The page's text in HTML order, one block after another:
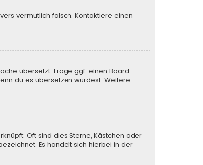
vermutlich falsch. Kontaktiere einen
übersetzt. Frage ggf. einen Board-
du es übersetzen würdest. Weitere
Oft sind dies Sterne, Kästchen oder
Es handelt sich hierbei in der